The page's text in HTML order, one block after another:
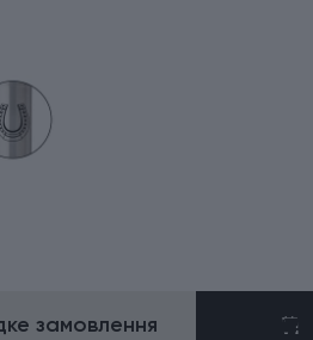
замовлення